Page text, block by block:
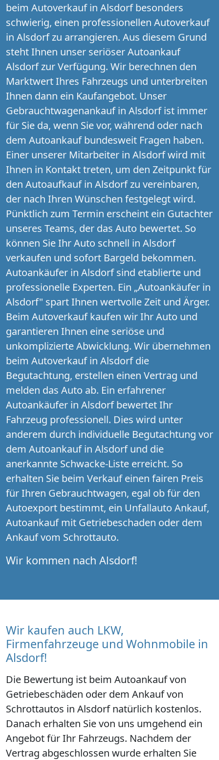
beim Autoverkauf in Alsdorf besonders
schwierig, einen professionellen Autoverkauf
in Alsdorf zu arrangieren. Aus diesem Grund
steht Ihnen unser seriöser Autoankauf
Alsdorf zur Verfügung. Wir berechnen den
Marktwert Ihres Fahrzeugs und unterbreiten
Ihnen dann ein Kaufangebot. Unser
Gebrauchtwagenankauf in Alsdorf ist immer
für Sie da, wenn Sie vor, während oder nach
dem Autoankauf bundesweit Fragen haben.
Einer unserer Mitarbeiter in Alsdorf wird mit
Ihnen in Kontakt treten, um den Zeitpunkt für
den Autoaufkauf in Alsdorf zu vereinbaren,
der nach Ihren Wünschen festgelegt wird.
Pünktlich zum Termin erscheint ein Gutachter
unseres Teams, der das Auto bewertet. So
können Sie Ihr Auto schnell in Alsdorf
verkaufen und sofort Bargeld bekommen.
Autoankäufer in Alsdorf sind etablierte und
professionelle Experten. Ein „Autoankäufer in
Alsdorf" spart Ihnen wertvolle Zeit und Ärger.
Beim Autoverkauf kaufen wir Ihr Auto und
garantieren Ihnen eine seriöse und
unkomplizierte Abwicklung. Wir übernehmen
beim Autoverkauf in Alsdorf die
Begutachtung, erstellen einen Vertrag und
melden das Auto ab. Ein erfahrener
Autoankäufer in Alsdorf bewertet Ihr
Fahrzeug professionell. Dies wird unter
anderem durch individuelle Begutachtung vor
dem Autoankauf in Alsdorf und die
anerkannte Schwacke-Liste erreicht. So
erhalten Sie beim Verkauf einen fairen Preis
für Ihren Gebrauchtwagen, egal ob für den
Autoexport bestimmt, ein Unfallauto Ankauf,
Autoankauf mit Getriebeschaden oder dem
Ankauf vom Schrottauto.
Wir kommen nach Alsdorf!
Wir kaufen auch LKW,
Firmenfahrzeuge und Wohnmobile in
Alsdorf!
Die Bewertung ist beim Autoankauf von
Getriebeschäden oder dem Ankauf von
Schrottautos in Alsdorf natürlich kostenlos.
Danach erhalten Sie von uns umgehend ein
Angebot für Ihr Fahrzeugs. Nachdem der
Vertrag abgeschlossen wurde erhalten Sie